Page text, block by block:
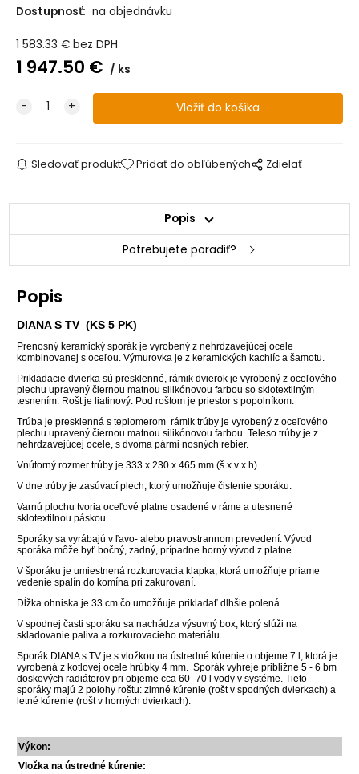
Dostupnosť: na objednávku
1 583.33 € bez DPH
1 947.50 € ks
Sledovať produkt Pridať do obľúbených Zdielať
Popis
Potrebujete poradiť?
Popis
DIANA S TV (KS 5 PK)
Prenosný keramický sporák je vyrobený z nehrdzavejúcej ocele
kombinovanej s oceľou. Výmurovka je z keramických kachlíc a šamotu.
Prikladacie dvierka sú presklenné, rámik dvierok je vyrobený z oceľového
plechu upravený čiernou matnou silikónovou farbou so sklotextilným
tesnením. Rošt je liatinový. Pod roštom je priestor s popolníkom.
Trúba je presklenná s teplomerom rámik trúby je vyrobený z oceľového
plechu upravený čiernou matnou silikónovou farbou. Teleso trúby je z
nehrdzavejúcej ocele, s dvoma pármi nosných rebier.
Vnútorný rozmer trúby je 333 x 230 x 465 mm (š x v x h).
V dne trúby je zasúvací plech, ktorý umožňuje čistenie sporáku.
Varnú plochu tvoria oceľové platne osadené v ráme a utesnené
sklotextilnou páskou.
Sporáky sa vyrábajú v ľavo- alebo pravostrannom prevedení. Vývod
sporáka môže byť bočný, zadný, prípadne horný vývod z platne.
V šporáku je umiestnená rozkurovacia klapka, ktorá umožňuje priame
vedenie spalín do komína pri zakurovaní.
Dĺžka ohniska je 33 cm čo umožňuje prikladať dlhšie polená
V spodnej časti sporáku sa nachádza výsuvný box, ktorý slúži na
skladovanie paliva a rozkurovacieho materiálu
Sporák DIANA s TV je s vložkou na ústredné kúrenie o objeme 7 l, ktorá je
vyrobená z kotlovej ocele hrúbky 4 mm. Sporák vyhreje približne 5 - 6 bm
doskových radiátorov pri objeme cca 60- 70 l vody v systéme. Tieto
sporáky majú 2 polohy roštu: zimné kúrenie (rošt v spodných dvierkach) a
letné kúrenie (rošt v horných dvierkach).
Výkon:
Vložka na ústredné kúrenie: